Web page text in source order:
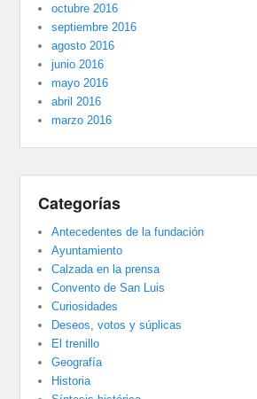
octubre 2016
septiembre 2016
agosto 2016
junio 2016
mayo 2016
abril 2016
marzo 2016
Categorías
Antecedentes de la fundación
Ayuntamiento
Calzada en la prensa
Convento de San Luis
Curiosidades
Deseos, votos y súplicas
El trenillo
Geografía
Historia